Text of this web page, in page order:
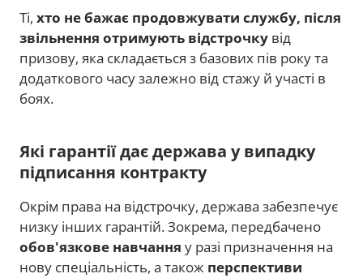
Ті, хто не бажає продовжувати службу, після
звільнення отримують відстрочку від
призову, яка складається з базових пів року та
додаткового часу залежно від стажу й участі в
боях.
Які гарантії дає держава у випадку
підписання контракту
Окрім права на відстрочку, держава забезпечує
низку інших гарантій. Зокрема, передбачено
обов'язкове навчання у разі призначення на
нову спеціальність, а також перспективи